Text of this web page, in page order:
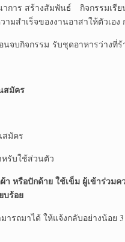
ร สร้างสัมพันธ์ กิจกรรมเรียน
มสำเร็จของงานอาสาให้ตัวเอ
จกรรม รับชุดอาหารว่างที่ร้
สมัคร
สมัคร
หรับใช้ส่วนตัว
า หรือปักด้าย ใช้เข็ม ผู้เข้าร่วมค
บร้อย
รถมาได้ ให้แจ้งกลับอย่างน้อย